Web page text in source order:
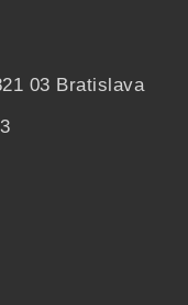
03 Bratislava